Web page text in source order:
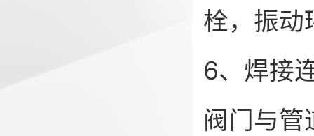
栓，振动
6、焊接
阀门与管